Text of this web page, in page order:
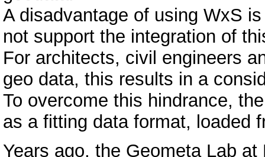
A disadvantage of using WxS
not support the integration of
For architects, civil engineers
geo data, this results in a
To overcome this hindrance,
as a fitting data format, loaded
Years ago, the Geometa Lab